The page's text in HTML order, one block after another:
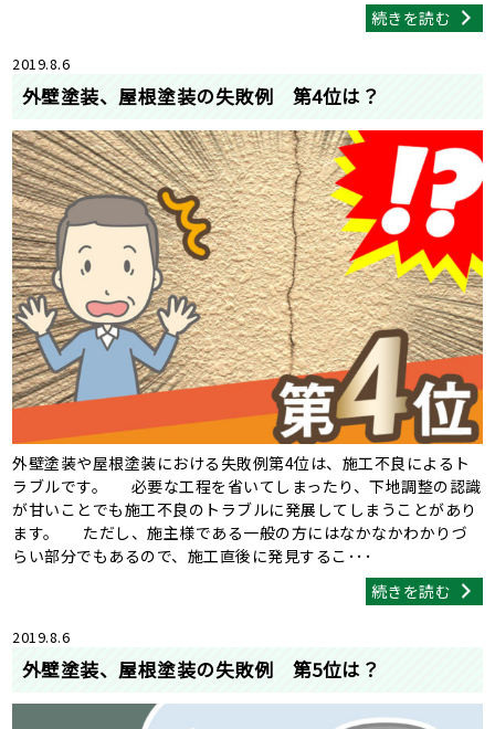
続きを読む
2019.8.6
外壁塗装、屋根塗装の失敗例 第4位は？
外壁塗装や屋根塗装における失敗例第4位は、施工不良によるト
ラブルです。 必要な工程を省いてしまったり、下地調整の認識
が甘いことでも施工不良のトラブルに発展してしまうことがあり
ます。 ただし、施主様である一般の方にはなかなかわかりづ
らい部分でもあるので、施工直後に発見するこ･･･
続きを読む
2019.8.6
外壁塗装、屋根塗装の失敗例 第5位は？